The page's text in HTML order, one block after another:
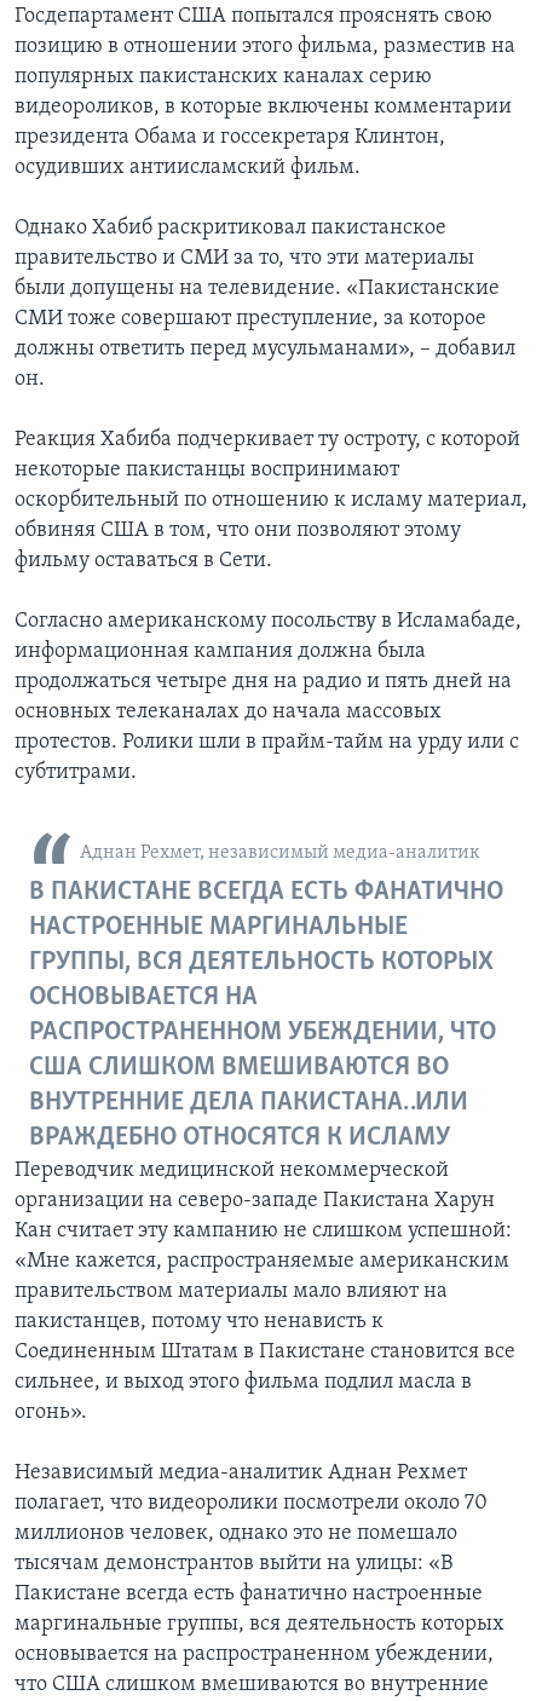
Госдепартамент США попытался прояснять свою
позицию в отношении этого фильма, разместив на
популярных пакистанских каналах серию
видеороликов, в которые включены комментарии
президента Обама и госсекретаря Клинтон,
осудивших антиисламский фильм.
Однако Хабиб раскритиковал пакистанское
правительство и СМИ за то, что эти материалы
были допущены на телевидение. «Пакистанские
СМИ тоже совершают преступление, за которое
должны ответить перед мусульманами», – добавил
он.
Реакция Хабиба подчеркивает ту остроту, с которой
некоторые пакистанцы воспринимают
оскорбительный по отношению к исламу материал,
обвиняя США в том, что они позволяют этому
фильму оставаться в Сети.
Согласно американскому посольству в Исламабаде,
информационная кампания должна была
продолжаться четыре дня на радио и пять дней на
основных телеканалах до начала массовых
протестов. Ролики шли в прайм-тайм на урду или с
субтитрами.
В ПАКИСТАНЕ ВСЕГДА ЕСТЬ ФАНАТИЧНО
НАСТРОЕННЫЕ МАРГИНАЛЬНЫЕ
ГРУППЫ, ВСЯ ДЕЯТЕЛЬНОСТЬ КОТОРЫХ
ОСНОВЫВАЕТСЯ НА
РАСПРОСТРАНЕННОМ УБЕЖДЕНИИ, ЧТО
США СЛИШКОМ ВМЕШИВАЮТСЯ ВО
ВНУТРЕННИЕ ДЕЛА ПАКИСТАНА… ИЛИ
ВРАЖДЕБНО ОТНОСЯТСЯ К ИСЛАМУ
Аднан Рехмет, независимый медиа-аналитик
Переводчик медицинской некоммерческой
организации на северо-западе Пакистана Харун
Кан считает эту кампанию не слишком успешной:
«Мне кажется, распространяемые американским
правительством материалы мало влияют на
пакистанцев, потому что ненависть к
Соединенным Штатам в Пакистане становится все
сильнее, и выход этого фильма подлил масла в
огонь».
Независимый медиа-аналитик Аднан Рехмет
полагает, что видеоролики посмотрели около 70
миллионов человек, однако это не помешало
тысячам демонстрантов выйти на улицы: «В
Пакистане всегда есть фанатично настроенные
маргинальные группы, вся деятельность которых
основывается на распространенном убеждении,
что США слишком вмешиваются во внутренние